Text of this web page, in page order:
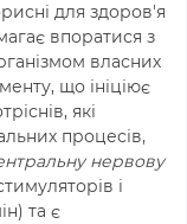
для здоров'я
впоратися з
власних
що ініціює
які
процесів,
нервову
і
та є